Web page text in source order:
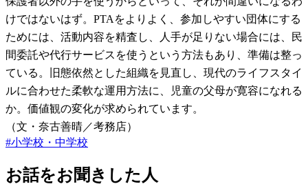
けではないはず。PTAをよりよく、参加しやすい団体にする
ためには、活動内容を精査し、人手が足りない場合には、民
間委託や代行サービスを使うという方法もあり、準備は整っ
ている。旧態依然とした組織を見直し、現代のライフスタイ
ルに合わせた柔軟な運用方法に、児童の父母が寛容になれる
か。価値観の変化が求められています。
（文・奈古善晴／考務店）
#小学校・中学校
お話をお聞きした人